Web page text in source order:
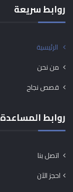
روابط سريعة
الرئيسية
من نحن
قصص نجاح
روابط المساعدة
اتصل بنا
احجز الآن